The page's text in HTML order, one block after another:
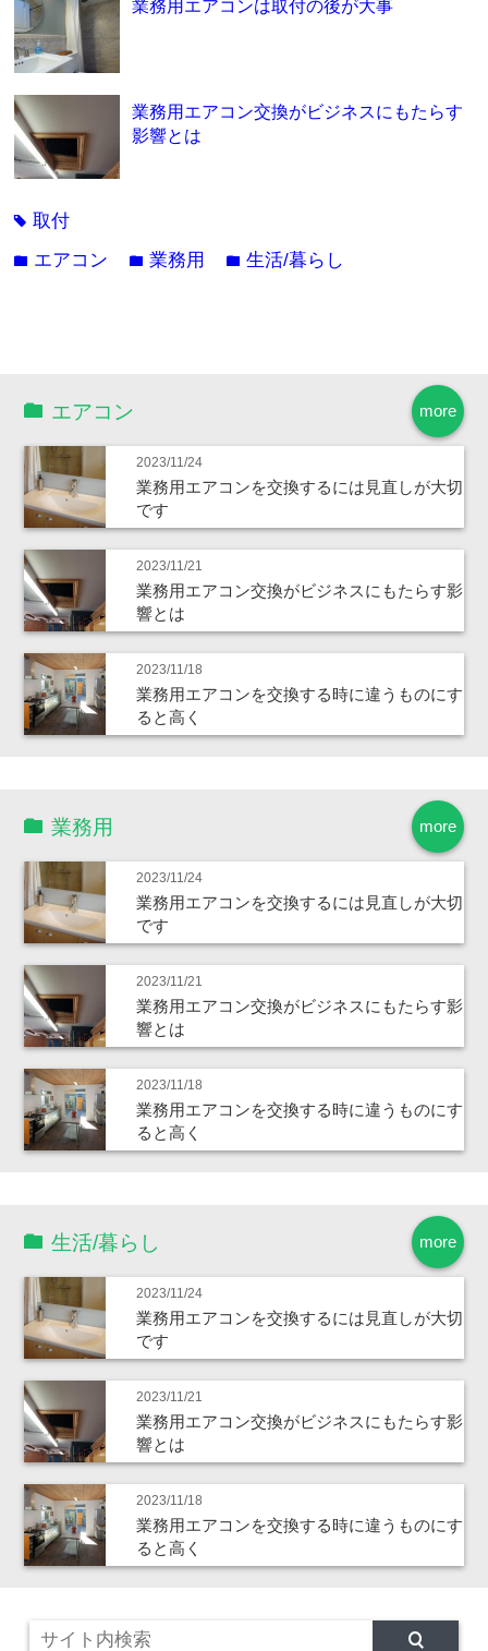
業務用エアコンは取付の後が大事
業務用エアコン交換がビジネスにもたらす
影響とは
tag取付
folder エアコン folder業務用 folder生活/暮らし
more
エアコン
2023/11/24
業務用エアコンを交換するには見直しが大切
です
2023/11/21
業務用エアコン交換がビジネスにもたらす影
響とは
2023/11/18
業務用エアコンを交換する時に違うものにす
ると高く
more
業務用
2023/11/24
業務用エアコンを交換するには見直しが大切
です
2023/11/21
業務用エアコン交換がビジネスにもたらす影
響とは
2023/11/18
業務用エアコンを交換する時に違うものにす
ると高く
more
生活/暮らし
2023/11/24
業務用エアコンを交換するには見直しが大切
です
2023/11/21
業務用エアコン交換がビジネスにもたらす影
響とは
2023/11/18
業務用エアコンを交換する時に違うものにす
ると高く